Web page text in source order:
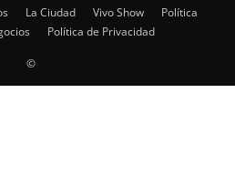
La Ciudad Vivo Show
Política
Política de Privacidad
©